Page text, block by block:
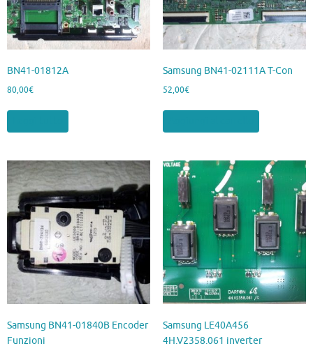
BN41-01812A
80,00€
Samsung BN41-02111A T-Con
52,00€
Samsung BN41-01840B Encoder
Funzioni
Samsung LE40A456
4H.V2358.061 inverter